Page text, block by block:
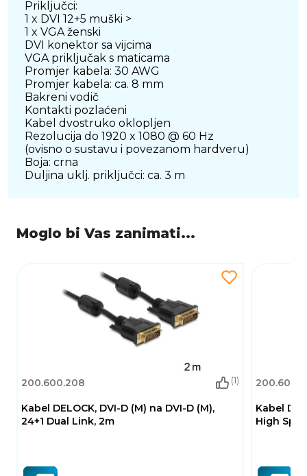
Priključci:
1 x DVI 12+5 muški >
1 x VGA ženski
DVI konektor sa vijcima
VGA priključak s maticama
Promjer kabela: 30 AWG
Promjer kabela: ca. 8 mm
Bakreni vodič
Kontakti pozlaćeni
Kabel dvostruko oklopljen
Rezolucija do 1920 x 1080 @ 60 Hz
(ovisno o sustavu i povezanom hardveru)
Boja: crna
Duljina uklj. priključci: ca. 3 m
Moglo bi Vas zanimati...
200.600.208 (1)
Kabel DELOCK, DVI-D (M) na DVI-D (M),
24+1 Dual Link, 2m
Kabel
High